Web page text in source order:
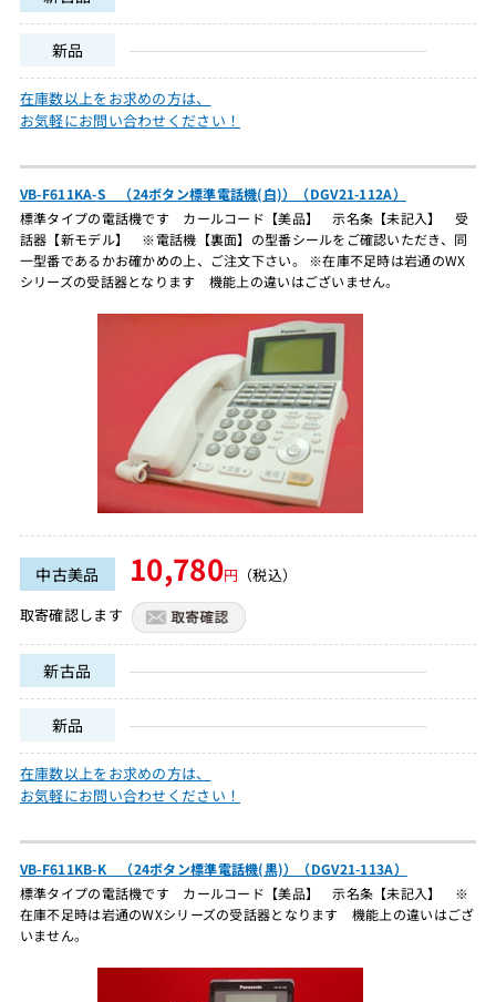
新品
在庫数以上をお求めの方は、
お気軽にお問い合わせください！
VB-F611KA-S （24ボタン標準電話機(白)）（DGV21-112A）
標準タイプの電話機です カールコード【美品】 示名条【未記入】 受
話器【新モデル】 ※電話機【裏面】の型番シールをご確認いただき、同
一型番であるかお確かめの上、ご注文下さい。 ※在庫不足時は岩通のWX
シリーズの受話器となります 機能上の違いはございません。
中古美品 10,780円 （税込）
取寄確認します
新古品
新品
在庫数以上をお求めの方は、
お気軽にお問い合わせください！
VB-F611KB-K （24ボタン標準電話機(黒)）（DGV21-113A）
標準タイプの電話機です カールコード【美品】 示名条【未記入】 ※
在庫不足時は岩通のWXシリーズの受話器となります 機能上の違いはござ
いません。